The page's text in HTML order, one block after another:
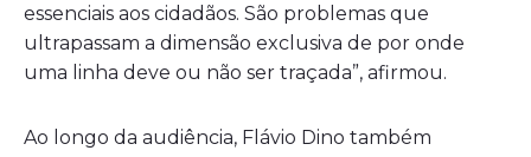
essenciais aos cidadãos. São problemas que
ultrapassam a dimensão exclusiva de por onde
uma linha deve ou não ser traçada”, afirmou.
Ao longo da audiência, Flávio Dino também